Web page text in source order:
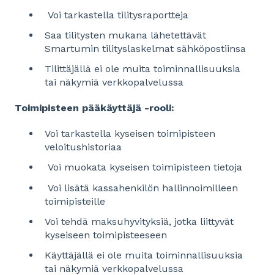
Voi tarkastella tilitysraportteja
Saa tilitysten mukana lähetettävät
Smartumin tilityslaskelmat sähköpostiinsa
Tilittäjällä ei ole muita toiminnallisuuksia
tai näkymiä verkkopalvelussa
Toimipisteen pääkäyttäjä -rooli:
Voi tarkastella kyseisen toimipisteen
veloitushistoriaa
Voi muokata kyseisen toimipisteen tietoja
Voi lisätä kassahenkilön hallinnoimilleen
toimipisteille
Voi tehdä maksuhyvityksiä, jotka liittyvät
kyseiseen toimipisteeseen
Käyttäjällä ei ole muita toiminnallisuuksia
tai näkymiä verkkopalvelussa